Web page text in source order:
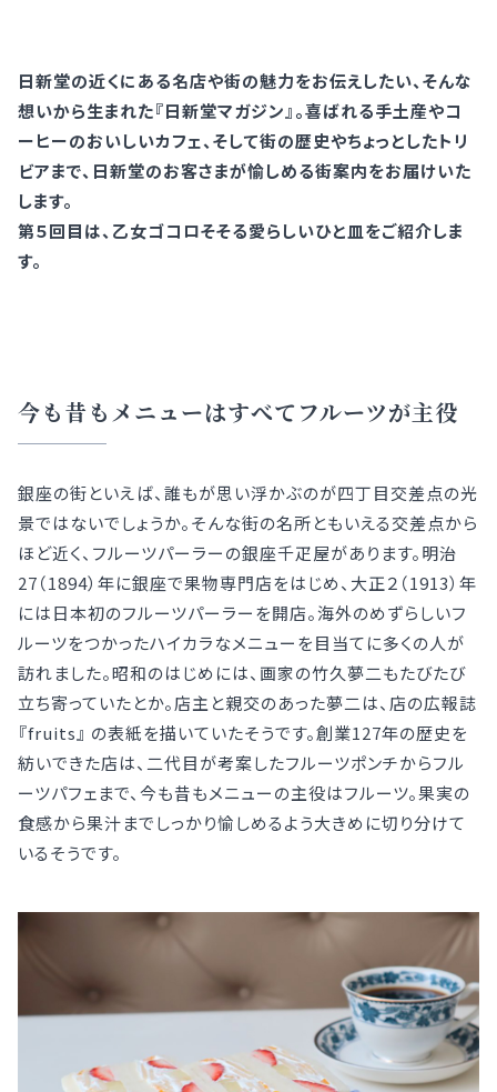
日新堂の近くにある名店や街の魅力をお伝えしたい、そんな
想いから生まれた『日新堂マガジン』。喜ばれる手土産やコ
ーヒーのおいしいカフェ、そして街の歴史やちょっとしたトリ
ビアまで、日新堂のお客さまが愉しめる街案内をお届けいた
します。
第５回目は、乙女ゴコロそそる愛らしいひと皿をご紹介しま
す。
今も昔もメニューはすべてフルーツが主役
銀座の街といえば、誰もが思い浮かぶのが四丁目交差点の光
景ではないでしょうか。そんな街の名所ともいえる交差点から
ほど近く、フルーツパーラーの銀座千疋屋があります。明治
27（1894）年に銀座で果物専門店をはじめ、大正２（1913）年
には日本初のフルーツパーラーを開店。海外のめずらしいフ
ルーツをつかったハイカラなメニューを目当てに多くの人が
訪れました。昭和のはじめには、画家の竹久夢二もたびたび
立ち寄っていたとか。店主と親交のあった夢二は、店の広報誌
『fruits』 の表紙を描いていたそうです。創業127年の歴史を
紡いできた店は、二代目が考案したフルーツポンチからフル
ーツパフェまで、今も昔もメニューの主役はフルーツ。果実の
食感から果汁までしっかり愉しめるよう大きめに切り分けて
いるそうです。